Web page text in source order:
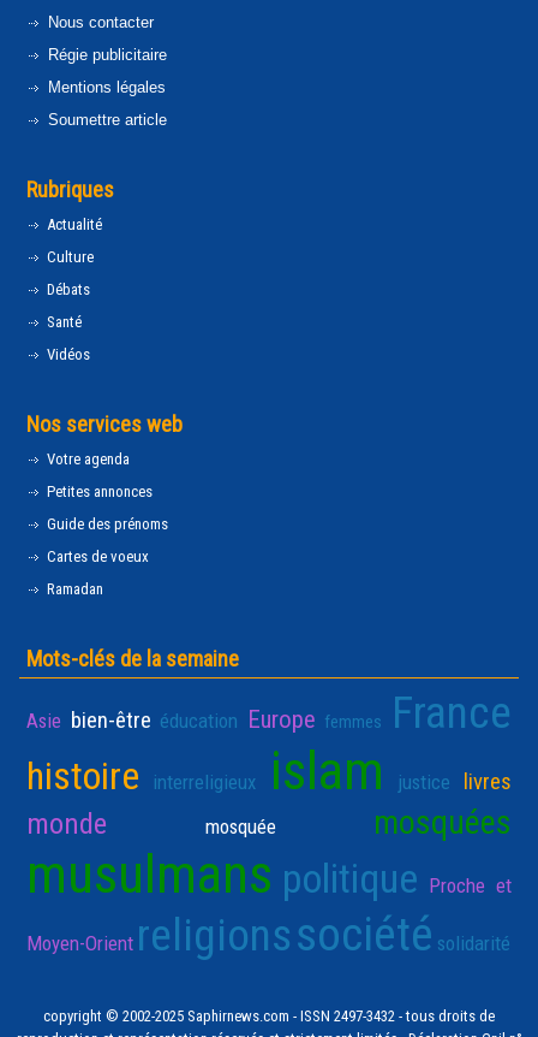
Nous contacter
Régie publicitaire
Mentions légales
Soumettre article
Rubriques
Actualité
Culture
Débats
Santé
Vidéos
Nos services web
Votre agenda
Petites annonces
Guide des prénoms
Cartes de voeux
Ramadan
Mots-clés de la semaine
Asie bien-être éducation Europe femmes France
histoire interreligieux islam justice livres
monde mosquée mosquées
musulmans politique Proche et
Moyen-Orient religionssociété solidarité
copyright © 2002-2025 Saphirnews.com - ISSN 2497-3432 - tous droits de